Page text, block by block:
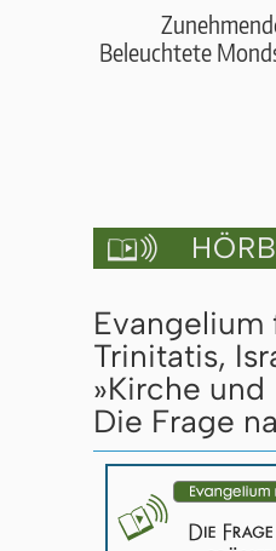
Beleuchtete

Evangelium
Trinitatis,
»Kirche und
Die Frage